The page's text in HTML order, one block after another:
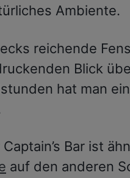
Ambiente.
reichende
Blick
hat man
Bar ist
auf den anderen